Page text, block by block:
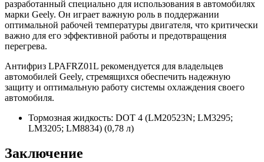
разработанный специально для использования в автомобилях
марки Geely. Он играет важную роль в поддержании
оптимальной рабочей температуры двигателя, что критически
важно для его эффективной работы и предотвращения
перегрева.
Антифриз LPAFRZ01L рекомендуется для владельцев
автомобилей Geely, стремящихся обеспечить надежную
защиту и оптимальную работу системы охлаждения своего
автомобиля.
Тормозная жидкость: DOT 4 (LM20523N; LM3295;
LM3205; LM8834) (0,78 л)
Заключение